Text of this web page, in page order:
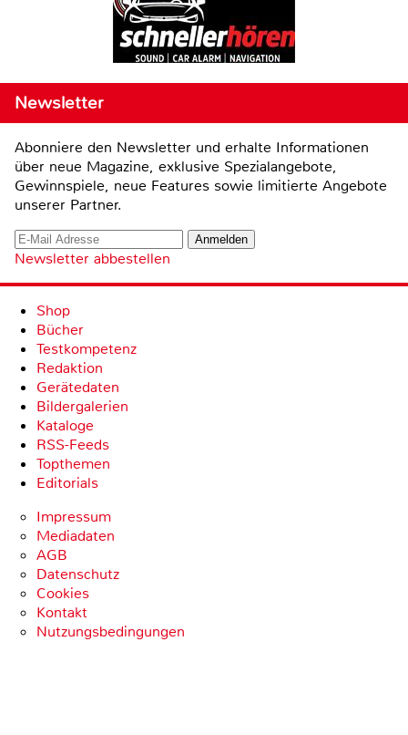
Newsletter
Abonniere den Newsletter und erhalte Informationen
über neue Magazine, exklusive Spezialangebote,
Gewinnspiele, neue Features sowie limitierte Angebote
unserer Partner.
Newsletter abbestellen
Shop
Bücher
Testkompetenz
Redaktion
Gerätedaten
Bildergalerien
Kataloge
RSS-Feeds
Topthemen
Editorials
Impressum
Mediadaten
AGB
Datenschutz
Cookies
Kontakt
Nutzungsbedingungen